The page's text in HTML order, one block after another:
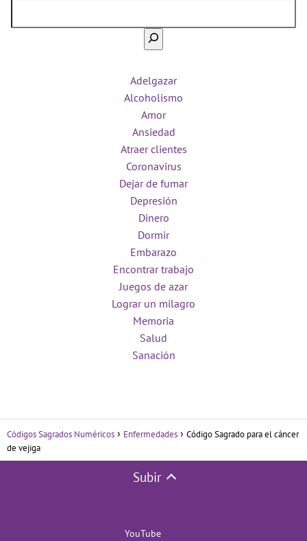
Adelgazar
Alcoholismo
Amor
Ansiedad
Atraer clientes
Coronavirus
Dejar de fumar
Depresión
Dinero
Dormir
Embarazo
Encontrar trabajo
Juegos de azar
Lograr un milagro
Memoria
Salud
Sanación
Códigos Sagrados Numéricos Enfermedades
Código Sagrado para el cáncer
de vejiga
Subir
YouTube